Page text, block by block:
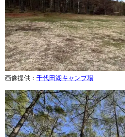
画像提供： 千代田湖キャンプ場